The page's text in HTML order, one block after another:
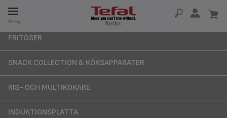
Meny
FRITÖSER
SNACK COLLECTION & KÖKSAPPARATER
RIS- OCH MULTIKOKARE
INDUKTIONSPLATTA